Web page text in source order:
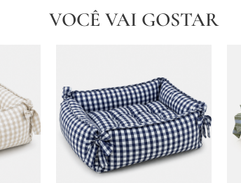
VOCÊ VAI GOSTAR